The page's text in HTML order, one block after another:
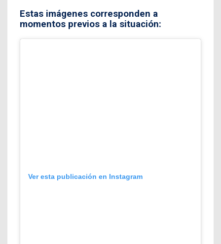
Estas imágenes corresponden a
momentos previos a la situación:
Ver esta publicación en Instagram